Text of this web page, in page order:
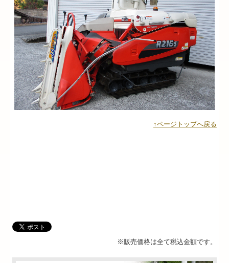
※販売価格は全て税込金額です。
↑ページトップへ戻る